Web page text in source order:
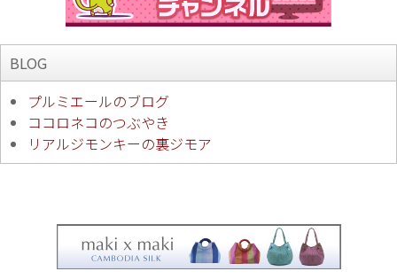
BLOG
プルミエールのブログ
ココロネコのつぶやき
リアルジモンキーの裏ジモア